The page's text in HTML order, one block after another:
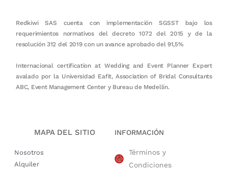
Redkiwi SAS cuenta con implementación SGSST bajo los
requerimientos normativos del decreto 1072 del 2015 y de la
resolución 312 del 2019 con un avance aprobado del 91,5%
Internacional certification at Wedding and Event Planner Expert
avalado por la Universidad Eafit, Association of Bridal Consultants
ABC, Event Management Center y Bureau de Medellín.
MAPA DEL SITIO
Nosotros
Alquiler
INFORMACIÓN
Términos y
Condiciones